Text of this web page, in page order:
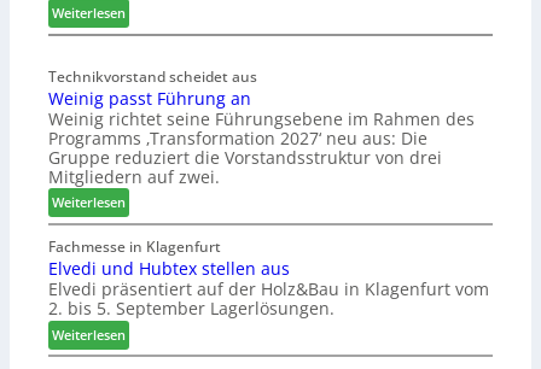
u
s
c
h
l
a
n
ä
t
z
u
r
H
a
u
s
m
e
s
s
e
Weiterlesen:
M
b
e
l
b
r
a
n
c
h
e
e
r
ö
r
Technikvorstand scheidet aus
Weinig passt Führung an
Weinig richtet seine Führungsebene im Rahmen des
Programms ‚Transformation 2027‘ neu aus: Die
Gruppe reduziert die Vorstandsstruktur von drei
Mitgliedern auf zwei.
Weiterlesen:
W
e
i
n
i
p
Fachmesse in Klagenfurt
Elvedi und Hubtex stellen aus
Elvedi präsentiert auf der Holz&Bau in Klagenfurt vom
2. bis 5. September Lagerlösungen.
Weiterlesen:
E